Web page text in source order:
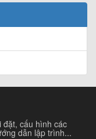
đặt, cấu hình các
dẫn lập trình...